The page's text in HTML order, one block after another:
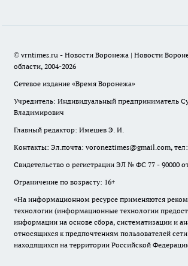
© vrntimes.ru - Новости Воронежа | Новости
области, 2004-2026
Сетевое издание «Время Воронежа»
Учредитель: Индивидуальный предприниматель
Владимирович
Главный редактор: Имешев Э. И.
Контакты: Эл.почта: voroneztimes@gmail.com, тел:
Свидетельство о регистрации ЭЛ № ФС 77 - 90000
Ограничение по возрасту: 16+
«На информационном ресурсе применяются
технологии (информационные технологии
информации на основе сбора, систематизации и
относящихся к предпочтениям пользователей
находящихся на территории Российской